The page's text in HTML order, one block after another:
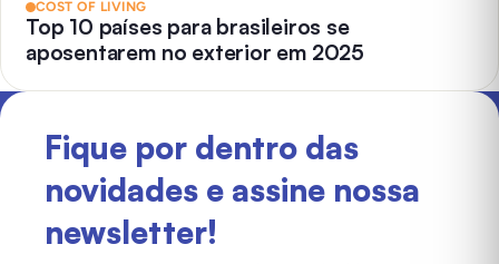
COST OF LIVING
Top 10 países para brasileiros se
aposentarem no exterior em 2025
Fique por dentro das
novidades e assine nossa
newsletter!